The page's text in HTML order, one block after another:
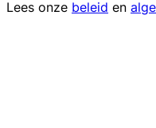
Lees onze beleid en